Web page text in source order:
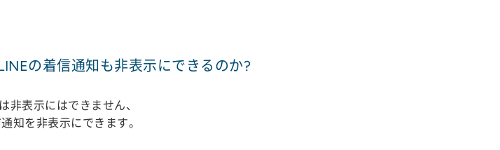
の着信通知も非表示にできるのか?
非表示にはできません、
知を非表示にできます。